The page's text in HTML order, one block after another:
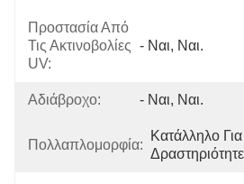
Προστασία Από
Τις Ακτινοβολίες
UV:
- Ναι, Ναι.
Αδιάβροχο: - Ναι, Ναι.
Πολλαπλομορφία:
Κατάλληλο